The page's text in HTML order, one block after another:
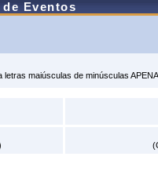
Eventos
letras maiúsculas de minúsculas